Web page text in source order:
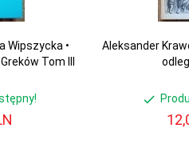
Wipszycka •
Tom III
Aleksander
12,